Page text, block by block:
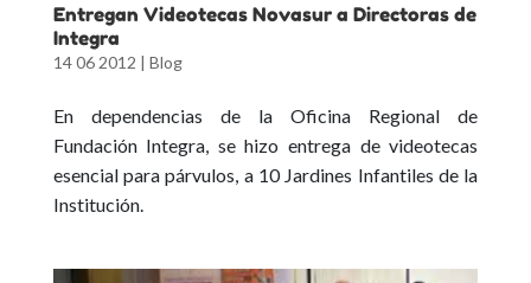
Entregan Videotecas Novasur a Directoras de
Integra
14 06 2012 | Blog
En dependencias de la Oficina Regional de
Fundación Integra, se hizo entrega de videotecas
esencial para párvulos, a 10 Jardines Infantiles de la
Institución.